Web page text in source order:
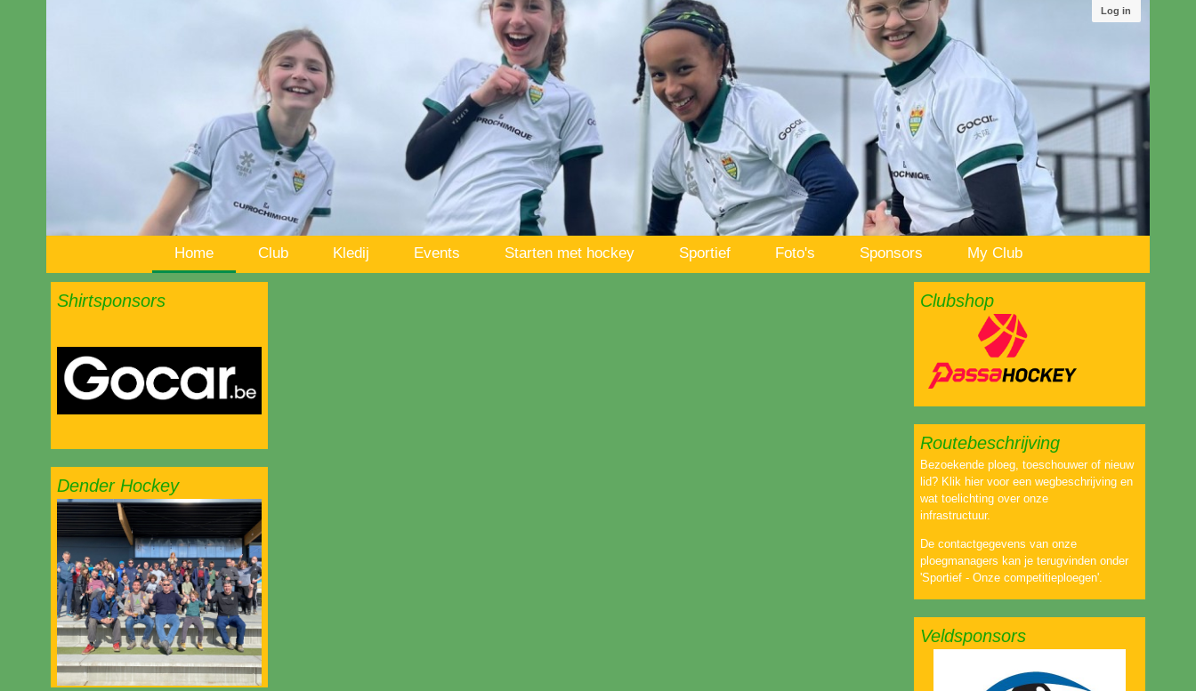
Log in
Home Club Kledij Events Starten met hockey Sportief Foto's Sponsors My Club
Shirtsponsors
Dender Hockey
Clubshop
Routebeschrijving
Bezoekende ploeg, toeschouwer of nieuw
lid? Klik hier voor een wegbeschrijving en
wat toelichting over onze
infrastructuur.
De contactgegevens van onze
ploegmanagers kan je terugvinden onder
'Sportief - Onze competitieploegen'.
Veldsponsors